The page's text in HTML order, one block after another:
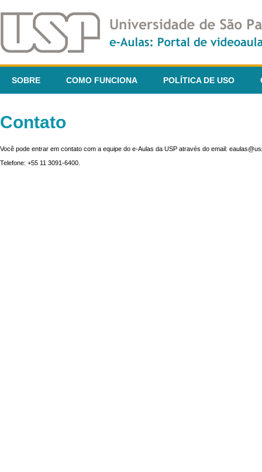
SOBRE COMO FUNCIONA POLÍTICA DE USO
Contato
Você pode entrar em contato com a equipe do e-Aulas da USP através do email:
Telefone: +55 11 3091-6400.